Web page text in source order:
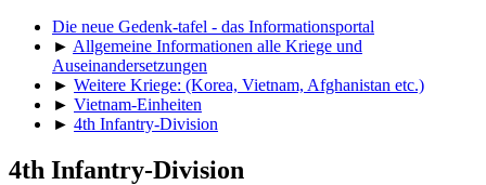
Die neue Gedenk-tafel - das Informationsportal
► Allgemeine Informationen alle Kriege und
Auseinandersetzungen
► Weitere Kriege: (Korea, Vietnam, Afghanistan etc.)
► Vietnam-Einheiten
► 4th Infantry-Division
4th Infantry-Division